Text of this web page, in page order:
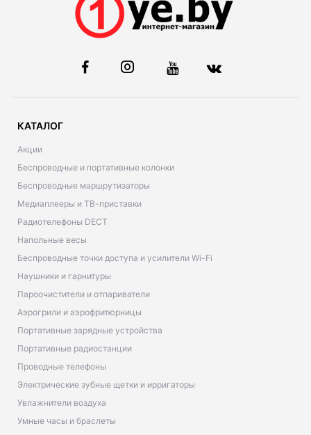
КАТАЛОГ
Акции
Беспроводные и портативные колонки
Беспроводные маршрутизаторы
Медиаплееры и ТВ-приставки
Радиотелефоны DECT
Напольные весы
Беспроводные точки доступа и усилители Wi-Fi
Наушники и гарнитуры
Пароочистители и отпариватели
Аэрогрили и аэрофритюрницы
Портативные зарядные устройства
Портативные радиостанции
Проводные телефоны
Электрические зубные щетки и ирригаторы
Увлажнители воздуха
Умные часы и браслеты